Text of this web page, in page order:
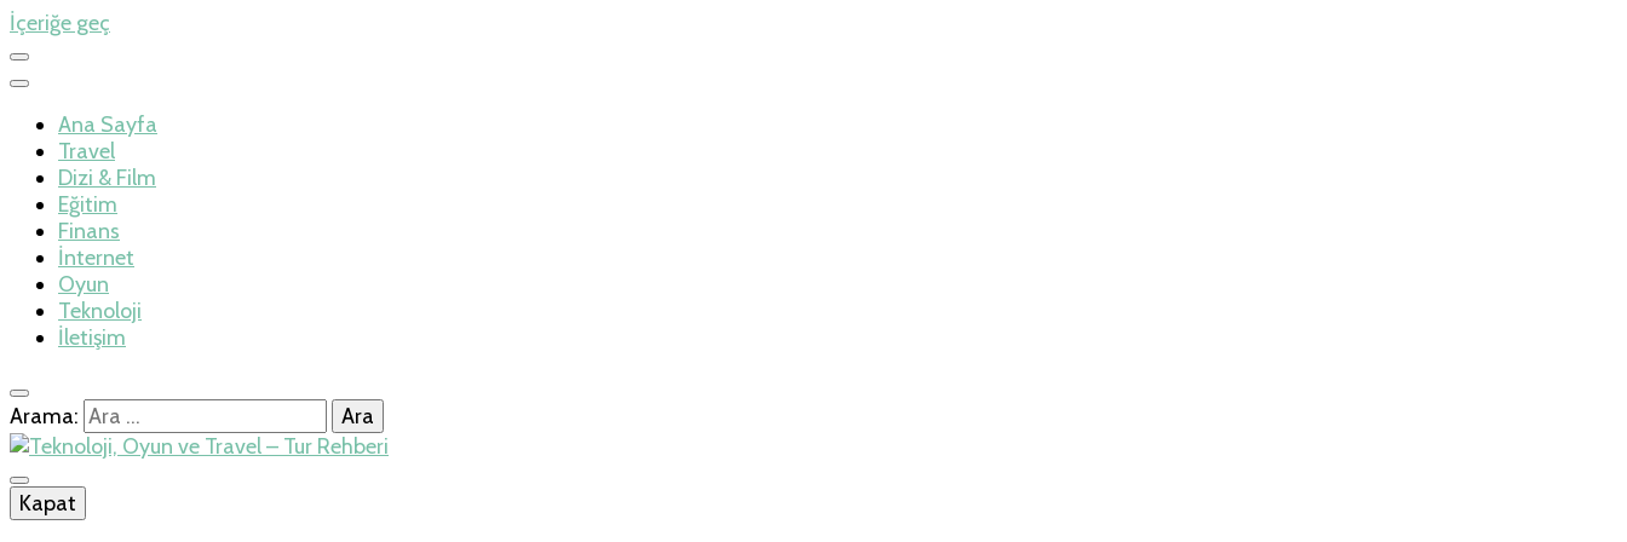
İçeriğe geç
Ana Sayfa
Travel
Dizi & Film
Eğitim
Finans
İnternet
Oyun
Teknoloji
İletişim
Arama:
İlkseviye
Kapat